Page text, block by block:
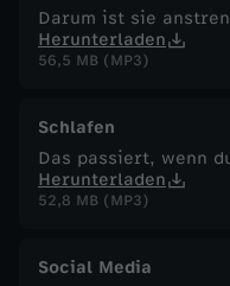
Darum ist sie
Herunterladen
56,5 MB (MP3)
Schlafen
Das passiert, wenn
Herunterladen
52,8 MB (MP3)
Social Media